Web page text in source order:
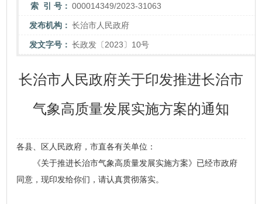
索 引 号： 000014349/2023-31063
发布机构： 长治市人民政府
发文字号： 长政发〔2023〕10号
长治市人民政府关于印发推进长治市
气象高质量发展实施方案的通知
各县、区人民政府，市直各有关单位：
《关于推进长治市气象高质量发展实施方案》已经市政府
同意，现印发给你们，请认真贯彻落实。